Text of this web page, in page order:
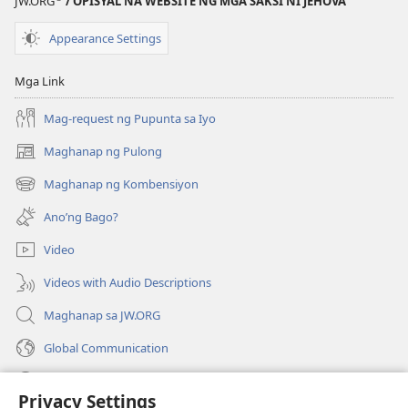
Privacy Settings
SA
SA
Appearance Settings
Mga Link
Mag-request ng Pupunta sa Iyo
Maghanap ng Pulong
(may
bubukas
na
bagong
window)
Maghanap ng Kombensiyon
(may
bubukas
na
bagong
window)
Ano’ng Bago?
Video
Videos with Audio Descriptions
Maghanap sa JW.ORG
Global Communication